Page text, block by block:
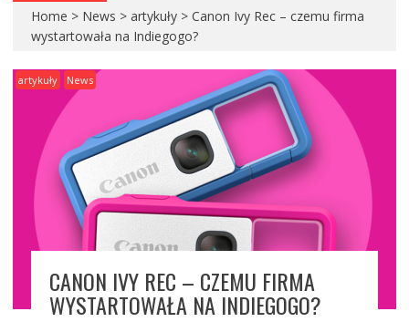
Home > News > artykuły > Canon Ivy Rec – czemu firma
wystartowała na Indiegogo?
artykuły News
CANON IVY REC – CZEMU FIRMA
WYSTARTOWAŁA NA INDIEGOGO?